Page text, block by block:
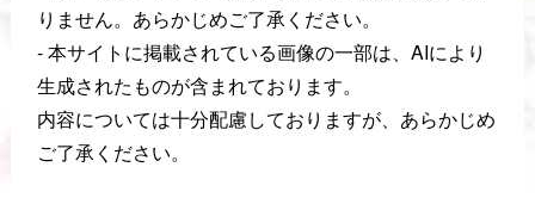
りません。あらかじめご了承ください。
- 本サイトに掲載されている画像の一部は、AIにより
生成されたものが含まれております。
内容については十分配慮しておりますが、あらかじめ
ご了承ください。